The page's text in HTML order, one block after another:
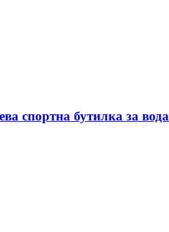
спортна бутилка за вода